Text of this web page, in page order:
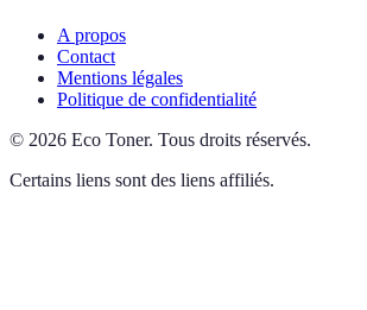
A propos
Contact
Mentions légales
Politique de confidentialité
© 2026 Eco Toner. Tous droits réservés.
Certains liens sont des liens affiliés.